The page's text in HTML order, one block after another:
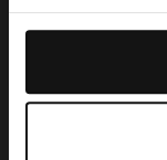
English